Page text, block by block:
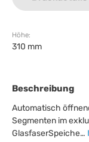
Höhe:
310 mm
Beschreibung
Automatisch
Segmenten im
GlasfaserSpeiche…